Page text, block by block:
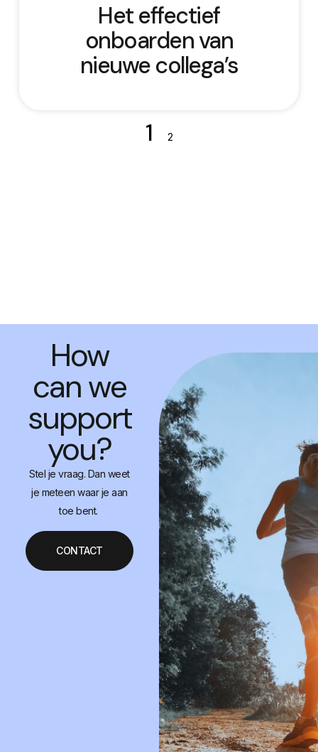
Het effectief
onboarden van
nieuwe collega’s
1 2
How
can we
support
you?
Stel je vraag. Dan weet
je meteen waar je aan
toe bent.
CONTACT